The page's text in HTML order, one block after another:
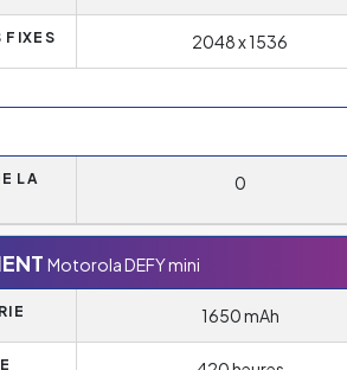
FIXES 2048 x 1536
LA
0
Motorola DEFY mini
1650 mAh